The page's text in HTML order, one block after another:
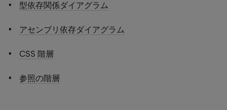
型依存関係ダイアグラム
アセンブリ依存ダイアグラム
CSS 階層
参照の階層